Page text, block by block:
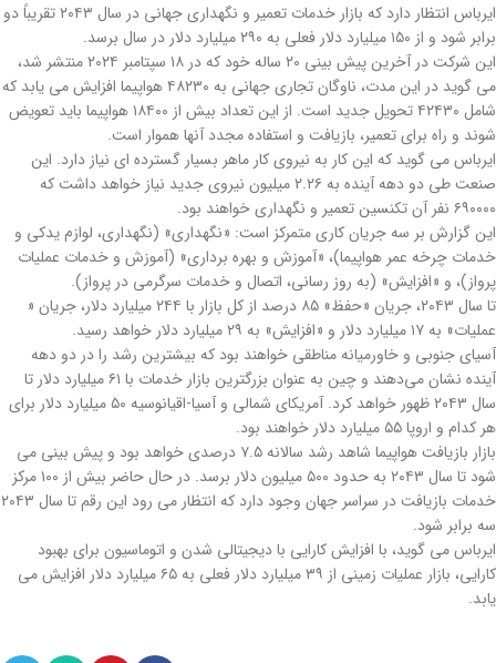
ایرباس انتظار دارد که بازار خدمات تعمیر و نگهداری جهانی در سال ۲۰۴۳ تقریباً دو
برابر شود و از ۱۵۰ میلیارد دلار فعلی به ۲۹۰ میلیارد دلار در سال برسد.
این شرکت در آخرین پیش بینی ۲۰ ساله خود که در ۱۸ سپتامبر ۲۰۲۴ منتشر شد،
می گوید در این مدت، ناوگان تجاری جهانی به ۴۸۲۳۰ هواپیما افزایش می یابد که
شامل ۴۲۴۳۰ تحویل جدید است. از این تعداد بیش از ۱۸۴۰۰ هواپیما باید تعویض
شوند و راه برای تعمیر، بازیافت و استفاده مجدد آنها هموار است.
ایرباس می گوید که این کار به نیروی کار ماهر بسیار گسترده ای نیاز دارد. این
صنعت طی دو دهه آینده به ۲.۲۶ میلیون نیروی جدید نیاز خواهد داشت که
۶۹۰۰۰۰ نفر آن تکنسین تعمیر و نگهداری خواهند بود.
این گزارش بر سه جریان کاری متمرکز است: «نگهداری» (نگهداری، لوازم یدکی و
خدمات چرخه عمر هواپیما)، «آموزش و بهره برداری» (آموزش و خدمات عملیات
پرواز)، و «افزایش» (به روز رسانی، اتصال و خدمات سرگرمی در پرواز).
تا سال ۲۰۴۳، جریان «حفظ» ۸۵ درصد از کل بازار با ۲۴۴ میلیارد دلار، جریان «
عملیات» به ۱۷ میلیارد دلار و «افزایش» به ۲۹ میلیارد دلار خواهد رسید.
آسیای جنوبی و خاورمیانه مناطقی خواهند بود که بیشترین رشد را در دو دهه
آینده نشان می‌دهند و چین به عنوان بزرگترین بازار خدمات با ۶۱ میلیارد دلار تا
سال ۲۰۴۳ ظهور خواهد کرد. آمریکای شمالی و آسیا-اقیانوسیه ۵۰ میلیارد دلار برای
هر کدام و اروپا ۵۵ میلیارد دلار خواهند بود.
بازار بازیافت هواپیما شاهد رشد سالانه ۷.۵ درصدی خواهد بود و پیش بینی می
شود تا سال ۲۰۴۳ به حدود ۵۰۰ میلیون دلار برسد. در حال حاضر بیش از ۱۰۰ مرکز
خدمات بازیافت در سراسر جهان وجود دارد که انتظار می رود این رقم تا سال ۲۰۴۳
سه برابر شود.
ایرباس می گوید، با افزایش کارایی با دیجیتالی شدن و اتوماسیون برای بهبود
کارایی، بازار عملیات زمینی از ۳۹ میلیارد دلار فعلی به ۶۵ میلیارد دلار افزایش می
یابد.